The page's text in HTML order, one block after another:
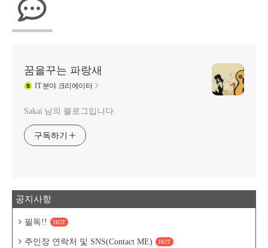
꿈을꾸는 파랑새
IT분야 크리에이터
Sakai 님의 블로그입니다.
구독하기
공지사항
필독!! HOT
주인장 연락처 및 SNS(Contact ME) HOT